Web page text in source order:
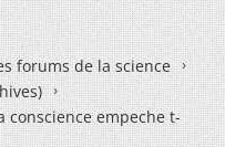
forums de la science
empeche t-